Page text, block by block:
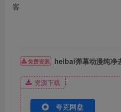
免费资源 heibai弹幕动漫纯净
资源下载
夸克网盘